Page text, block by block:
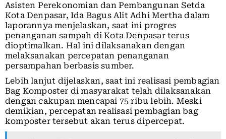
Asisten Perekonomian dan Pembangunan Setda
Kota Denpasar, Ida Bagus Alit Adhi Mertha dalam
laporannya menjelaskan, saat ini progres
penanganan sampah di Kota Denpasar terus
dioptimalkan. Hal ini dilaksanakan dengan
melaksanakan percepatan penanganan
persampahan berbasis sumber.
Lebih lanjut dijelaskan, saat ini realisasi pembagian
Bag Komposter di masyarakat telah dilaksanakan
dengan cakupan mencapai 75 ribu lebih. Meski
demikian, percepatan realisasi pembagian bag
komposter tersebut akan terus dipercepat.